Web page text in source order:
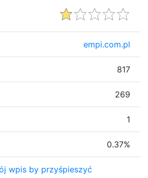
empi.com.pl
817
269
1
0.37%
wpis by przyśpieszyć